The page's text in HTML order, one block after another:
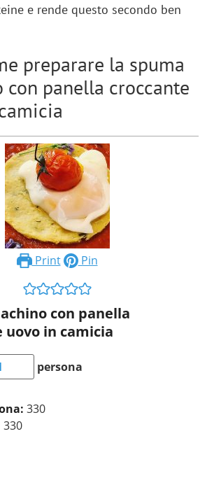
e rende questo secondo ben
preparare la spuma
con panella croccante
Print Pin
con panella
uovo in camicia
persona
330
330